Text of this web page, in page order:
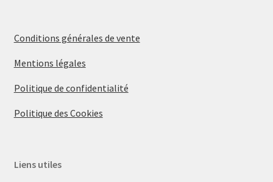
Conditions générales de vente
Mentions légales
Politique de confidentialité
Politique des Cookies
Liens utiles